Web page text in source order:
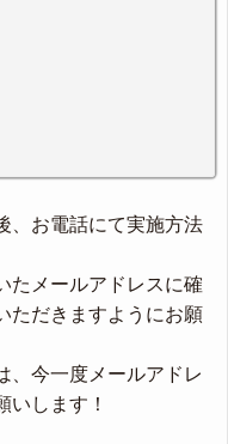
、お電話にて実施方法
たメールアドレスに確
ただきますようにお願
、今一度メールアドレ
いします！